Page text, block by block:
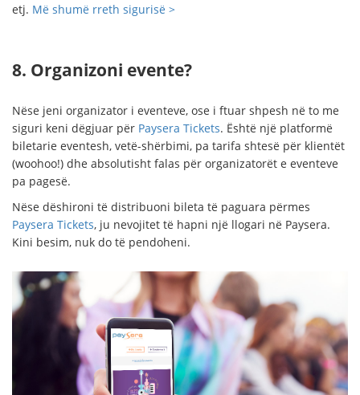
etj. Më shumë rreth sigurisë >
8. Organizoni evente?
Nëse jeni organizator i eventeve, ose i ftuar shpesh në to me
siguri keni dëgjuar për Paysera Tickets. Është një platformë
biletarie eventesh, vetë-shërbimi, pa tarifa shtesë për klientët
(woohoo!) dhe absolutisht falas për organizatorët e eventeve
pa pagesë.
Nëse dëshironi të distribuoni bileta të paguara përmes
Paysera Tickets, ju nevojitet të hapni një llogari në Paysera.
Kini besim, nuk do të pendoheni.